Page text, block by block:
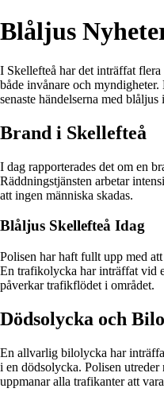
Blåljus
I Skellefteå har det inträffat
både invånare och
senaste händelserna med blåljus
Brand i Skellefteå
I dag rapporterades det om en
Räddningstjänsten arbetar
att ingen människa skadas.
Blåljus Skellefteå Idag
Polisen har haft fullt upp med
En trafikolycka har inträffat vid
påverkar trafikflödet i området.
Dödsolycka och
En allvarlig bilolycka har
i en dödsolycka. Polisen
uppmanar alla trafikanter att